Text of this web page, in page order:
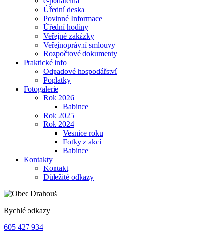
Úřední deska
Povinné Informace
Úřední hodiny
Veřejné zakázky
Veřejnoprávní smlouvy
Rozpočtové dokumenty
Praktické info
Odpadové hospodářství
Poplatky
Fotogalerie
Rok 2026
Babince
Rok 2025
Rok 2024
Vesnice roku
Fotky z akcí
Babince
Kontakty
Kontakt
Důležité odkazy
Rychlé odkazy
605 427 934